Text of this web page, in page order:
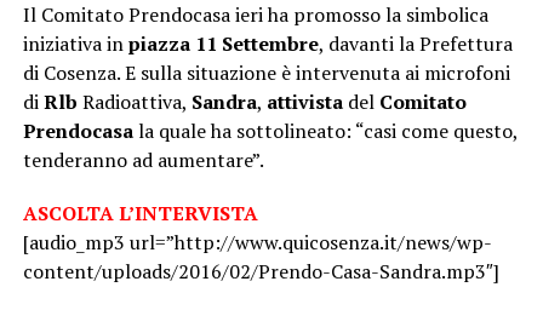
Il Comitato Prendocasa ieri ha promosso la simbolica
iniziativa inpiazza 11 Settembre, davanti la Prefettura
di Cosenza. E sulla situazione è intervenuta ai microfoni
diRlb Radioattiva, Sandra, attivistadel Comitato
Prendocasala quale ha sottolineato: “casi come questo,
tenderanno ad aumentare”.
ASCOLTA L’INTERVISTA
[audio_mp3 url=”http://www.quicosenza.it/news/wp-
content/uploads/2016/02/Prendo-Casa-Sandra.mp3″]